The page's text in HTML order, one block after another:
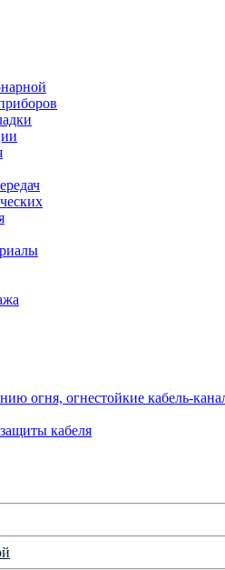
огня, огнестойкие кабель-
кабеля